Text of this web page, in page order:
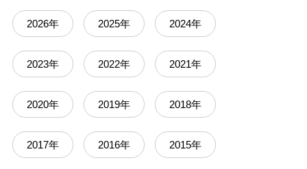
2026年 2025年 2024年
2023年 2022年 2021年
2020年 2019年 2018年
2017年 2016年 2015年